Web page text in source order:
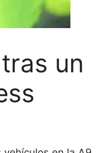
un